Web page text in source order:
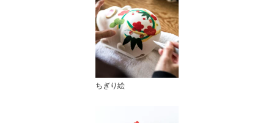
ちぎり絵